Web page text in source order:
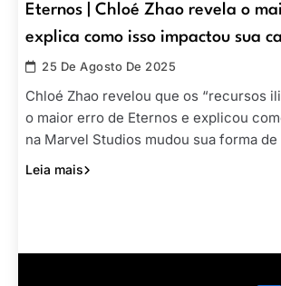
Eternos | Chloé Zhao revela o
explica como isso impactou sua
25 De Agosto De 2025
Chloé Zhao revelou que os “recursos
o maior erro de Eternos e explicou
na Marvel Studios mudou sua forma de
Leia mais